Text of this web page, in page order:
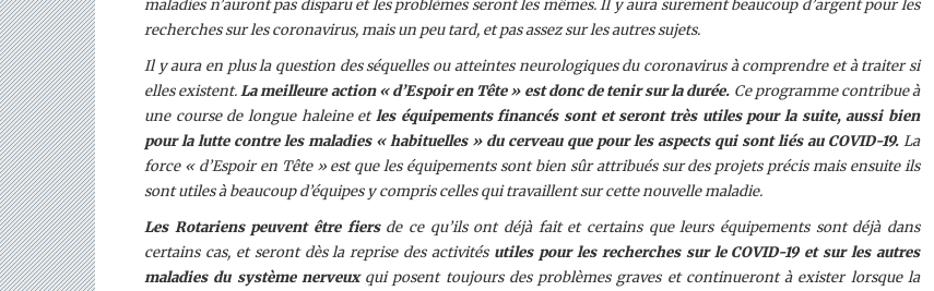
maladies n’auront pas disparu et les problèmes seront les mêmes. Il y aura surement beaucoup d’argent pour les
recherches sur les coronavirus, mais un peu tard, et pas assez sur les autres sujets.
Il y aura en plus la question des séquelles ou atteintes neurologiques du coronavirus à comprendre et à traiter si
elles existent.La meilleure action « d’Espoir en Tête » est donc de tenir sur la durée. Ce programme contribue à
une course de longue haleine etles équipements financés sont et seront très utiles pour la suite, aussi bien
pour la lutte contre les maladies « habituelles » du cerveau que pour les aspects qui sont liés au COVID-19. La
force « d’Espoir en Tête » est que les équipements sont bien sûr attribués sur des projets précis mais ensuite ils
sont utiles à beaucoup d’équipes y compris celles qui travaillent sur cette nouvelle maladie.
Les Rotariens peuvent être fiersde ce qu’ils ont déjà fait et certains que leurs équipements sont déjà dans
certains cas, et seront dès la reprise des activités utiles pour les recherches sur le COVID-19 et sur les autres
maladies du système nerveuxqui posent toujours des problèmes graves et continueront à exister lorsque la